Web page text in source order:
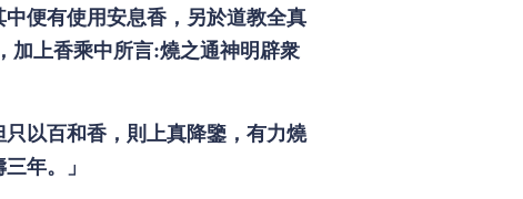
便有使用安息香，另於道教全真
加上香乘中所言:燒之通神明辟衆
以百和香，則上真降鑒，有力燒
年。」